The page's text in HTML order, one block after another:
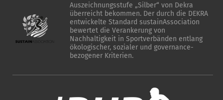
Auszeichnungsstufe „Silber“ von Dekra
überreicht bekommen. Der durch die DEKRA
entwickelte Standard sustainAssociation
bewertet die Verankerung von
Nachhaltigkeit in Sportverbänden entlang
ökologischer, sozialer und governance-
bezogener Kriterien.